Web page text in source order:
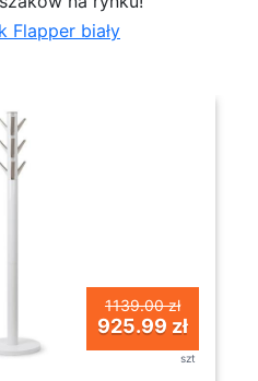
Flapper biały
1139.00 zł
925.99 zł
szt